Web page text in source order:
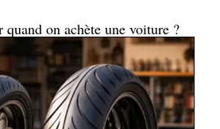
on achète une voiture ?